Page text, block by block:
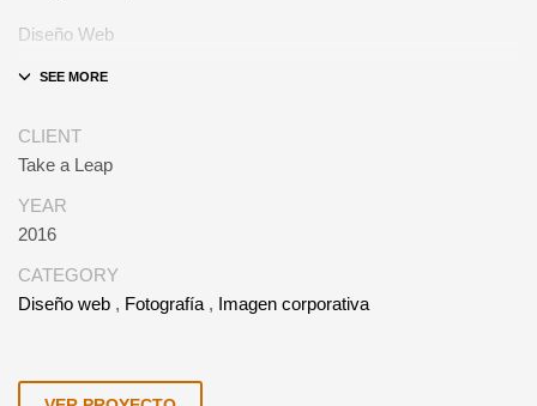
Diseño Web
CLIENT
Take a Leap
YEAR
2016
CATEGORY
Diseño web , Fotografía , Imagen corporativa